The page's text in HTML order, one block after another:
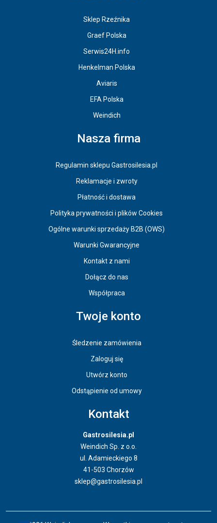
Sklep Rzeźnika
Graef Polska
Serwis24H.info
Henkelman Polska
Aviaris
EFA Polska
Weindich
Nasza firma
Regulamin sklepu Gastrosilesia.pl
Reklamacje i zwroty
Płatność i dostawa
Polityka prywatności i plików Cookies
Ogólne warunki sprzedaży B2B (OWS)
Warunki Gwarancyjne
Kontakt z nami
Dołącz do nas
Współpraca
Twoje konto
Śledzenie zamówienia
Zaloguj się
Utwórz konto
Odstąpienie od umowy
Kontakt
Gastrosilesia.pl
Weindich Sp. z o.o.
ul. Adamieckiego 8
41-503 Chorzów
sklep@gastrosilesia.pl